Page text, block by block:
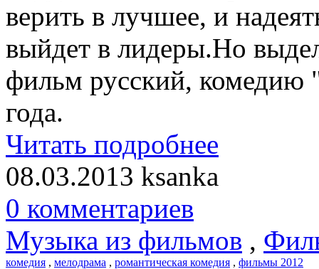
верить в лучшее, и
выйдет в лидеры.Но
фильм русский, комедию
года.
Читать подробнее
08.03.2013 ksanka
0 комментариев
Музыка из фильмов ,
комедия , мелодрама , романтическая комедия , фильмы 2012